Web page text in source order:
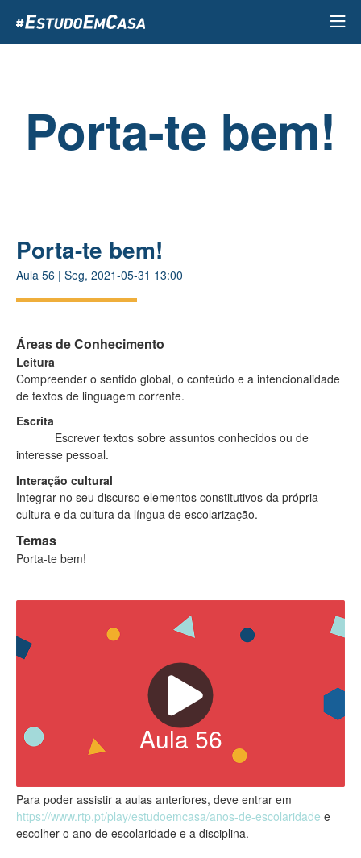
para
o
Porta-te bem!
Porta-te bem!
Aula 56 | Seg, 2021-05-31 13:00
Áreas de Conhecimento
Leitura
Compreender o sentido global, o conteúdo e a intencionalidade
de textos de linguagem corrente.
Escrita
Escrever textos sobre assuntos conhecidos ou de
interesse pessoal.
Interação cultural
Integrar no seu discurso elementos constitutivos da própria
cultura e da cultura da língua de escolarização.
Temas
Porta-te bem!
Aula56
Para poder assistir a aulas anteriores, deve entrar em
https://www.rtp.pt/play/estudoemcasa/anos-de-escolaridade e
escolher o ano de escolaridade e a disciplina.